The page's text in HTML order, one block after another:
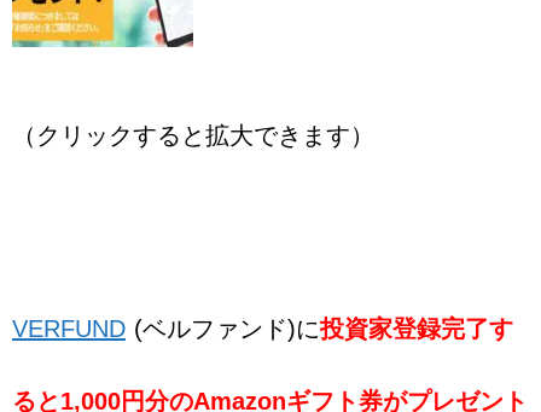
（クリックすると拡大できます）
VERFUND (ベルファンド)に投資家登録完了す
ると1,000円分のAmazonギフト券がプレゼント